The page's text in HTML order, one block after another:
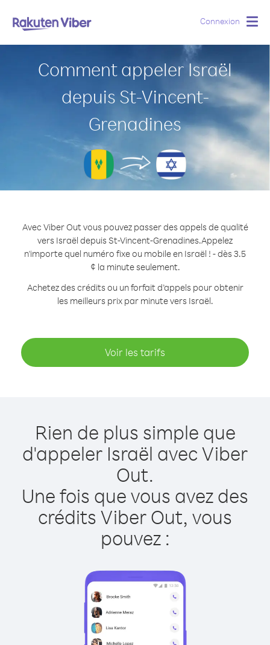
Connexion
Comment appeler Israël
depuis St-Vincent-
Grenadines
Avec Viber Out vous pouvez passer des appels de qualité
vers Israël depuis St-Vincent-Grenadines.Appelez
n'importe quel numéro fixe ou mobile en Israël ! - dès 3.5
¢ la minute seulement.
Achetez des crédits ou un forfait d’appels pour obtenir
les meilleurs prix par minute vers Israël.
Voir les tarifs
Rien de plus simple que
d'appeler Israël avec Viber
Out.
Une fois que vous avez des
crédits Viber Out, vous
pouvez :